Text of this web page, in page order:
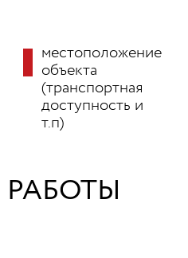
местоположение
объекта
(транспортная
доступность и
т.п)
РАБОТЫ